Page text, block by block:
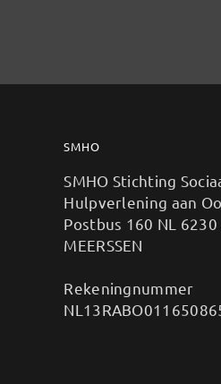
SMHO
SMHO Stichting
Hulpverlening aan
Postbus 160 NL 6230
MEERSSEN
Rekeningnummer